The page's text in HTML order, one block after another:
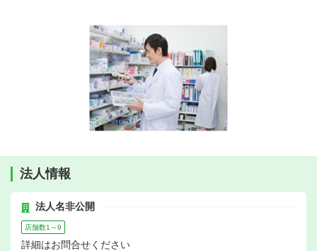
法人情報
法人名非公開
店舗数1～9
詳細はお問合せください